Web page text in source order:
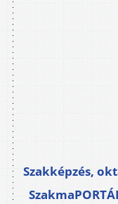
Szakképzés,